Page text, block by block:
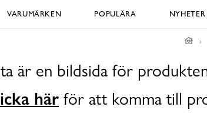
VARUMÄRKEN POPULÄRA NYHETER
är en bildsida för
här för att komma till